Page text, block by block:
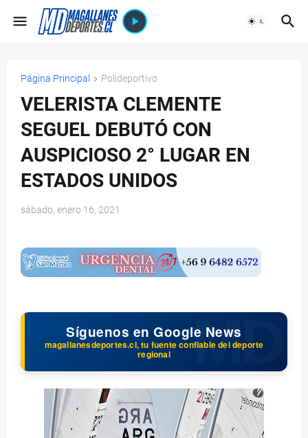
Página Principal Polideportivo
VELERISTA CLEMENTE
SEGUEL DEBUTÓ CON
AUSPICIOSO 2° LUGAR EN
ESTADOS UNIDOS
sábado, enero 16, 2021
Síguenos en Google News
magallanesdeportes.cl, tu fuente confiable del deporte
regional